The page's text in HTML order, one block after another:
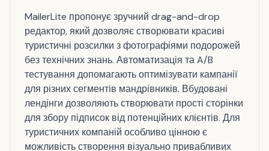
MailerLite пропонує зручний drag-and-drop
редактор, який дозволяє створювати красиві
туристичні розсилки з фотографіями подорожей
без технічних знань. Автоматизація та A/B
тестування допомагають оптимізувати кампанії
для різних сегментів мандрівників. Вбудовані
лендінги дозволяють створювати прості сторінки
для збору підписок від потенційних клієнтів. Для
туристичних компаній особливо цінною є
можливість створення візуально привабливих